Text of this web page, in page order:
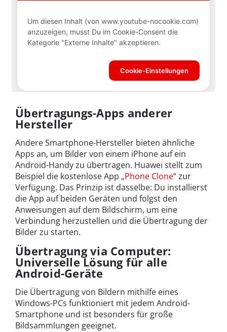
Übertragungs-Apps anderer
Hersteller
Andere Smartphone-Hersteller bieten ähnliche
Apps an, um Bilder von einem iPhone auf ein
Android-Handy zu übertragen. Huawei stellt zum
Beispiel die kostenlose App „Phone Clone“ zur
Verfügung. Das Prinzip ist dasselbe: Du installierst
die App auf beiden Geräten und folgst den
Anweisungen auf dem Bildschirm, um eine
Verbindung herzustellen und die Übertragung der
Bilder zu starten.
Übertragung via Computer:
Universelle Lösung für alle
Android-Geräte
Die Übertragung von Bildern mithilfe eines
Windows-PCs funktioniert mit jedem Android-
Smartphone und ist besonders für große
Bildsammlungen geeignet.